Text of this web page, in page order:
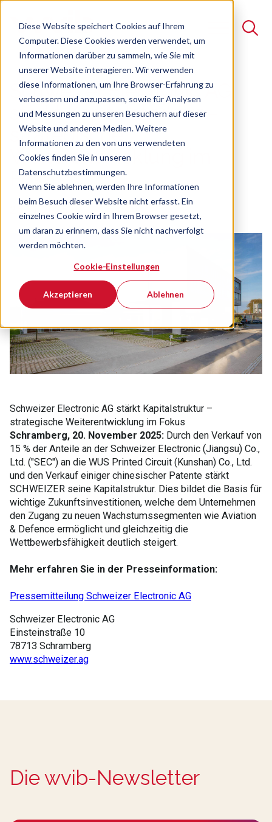
Diese Website speichert Cookies auf Ihrem
Computer. Diese Cookies werden verwendet, um
Informationen darüber zu sammeln, wie Sie mit
unserer Website interagieren. Wir verwenden
diese Informationen, um Ihre Browser-Erfahrung zu
verbessern und anzupassen, sowie für Analysen
und Messungen zu unseren Besuchern auf dieser
Website und anderen Medien. Weitere
Informationen zu den von uns verwendeten
Cookies finden Sie in unseren
Datenschutzbestimmungen.
Wenn Sie ablehnen, werden Ihre Informationen
beim Besuch dieser Website nicht erfasst. Ein
einzelnes Cookie wird in Ihrem Browser gesetzt,
um daran zu erinnern, dass Sie nicht nachverfolgt
werden möchten.
Cookie-Einstellungen
Akzeptieren Ablehnen
Suche
Es gibt keine Vorschläge, da das Suchfeld leer ist.
Schweizer Electronic AG
stärkt Kapitalstruktur –
strategische
Weiterentwicklung im
Fokus
25.11.2025
Schweizer Electronic AG stärkt Kapitalstruktur –
strategische Weiterentwicklung im Fokus
Schramberg, 20. November 2025: Durch den Verkauf von
15 % der Anteile an der Schweizer Electronic (Jiangsu) Co.,
Ltd. ("SEC") an die WUS Printed Circuit (Kunshan) Co., Ltd.
und den Verkauf einiger chinesischer Patente stärkt
SCHWEIZER seine Kapitalstruktur. Dies bildet die Basis für
wichtige Zukunftsinvestitionen, welche dem Unternehmen
den Zugang zu neuen Wachstumssegmenten wie Aviation
& Defence ermöglicht und gleichzeitig die
Wettbewerbsfähigkeit deutlich steigert.
Mehr erfahren Sie in der Presseinformation:
Pressemitteilung Schweizer Electronic AG
Schweizer Electronic AG
Einsteinstraße 10
78713 Schramberg
www.schweizer.ag
Die wvib-Newsletter